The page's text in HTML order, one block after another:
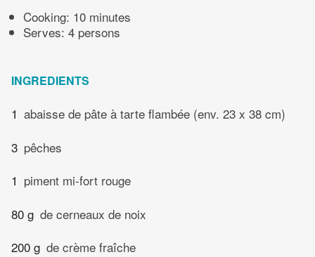
Cooking: 10 minutes
Serves: 4 persons
INGREDIENTS
1 abaisse de pâte à tarte flambée (env. 23 x 38 cm)
3 pêches
1 piment mi-fort rouge
80 g de cerneaux de noix
200 g de crème fraîche